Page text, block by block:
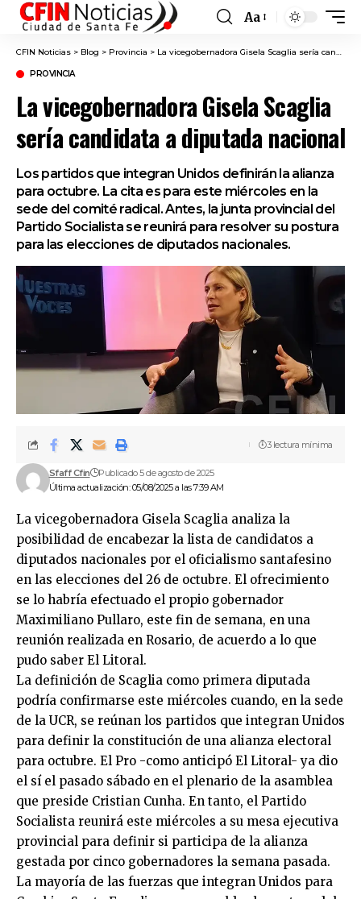
Font
Resizer
Aa
CFIN Noticias > Blog > Provincia > La vicegobernadora Gisela Scaglia sería candidata a diputada nacional
PROVINCIA
La vicegobernadora Gisela Scaglia
sería candidata a diputada nacional
Los partidos que integran Unidos definirán la alianza
para octubre. La cita es para este miércoles en la
sede del comité radical. Antes, la junta provincial del
Partido Socialista se reunirá para resolver su postura
para las elecciones de diputados nacionales.
Última actualización: 05/08/2025 a las 7:39 AM
Sfaff Cfin Publicado 5 de agosto de 2025
3 lectura mínima
La vicegobernadora Gisela Scaglia analiza la
posibilidad de encabezar la lista de candidatos a
diputados nacionales por el oficialismo santafesino
en las elecciones del 26 de octubre. El ofrecimiento
se lo habría efectuado el propio gobernador
Maximiliano Pullaro, este fin de semana, en una
reunión realizada en Rosario, de acuerdo a lo que
pudo saber El Litoral.
La definición de Scaglia como primera diputada
podría confirmarse este miércoles cuando, en la sede
de la UCR, se reúnan los partidos que integran Unidos
para definir la constitución de una alianza electoral
para octubre. El Pro -como anticipó El Litoral- ya dio
el sí el pasado sábado en el plenario de la asamblea
que preside Cristian Cunha. En tanto, el Partido
Socialista reunirá este miércoles a su mesa ejecutiva
provincial para definir si participa de la alianza
gestada por cinco gobernadores la semana pasada.
La mayoría de las fuerzas que integran Unidos para